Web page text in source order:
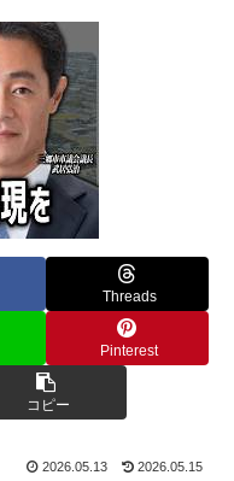
Threads
Pinterest
コピー
2026.05.13 2026.05.15